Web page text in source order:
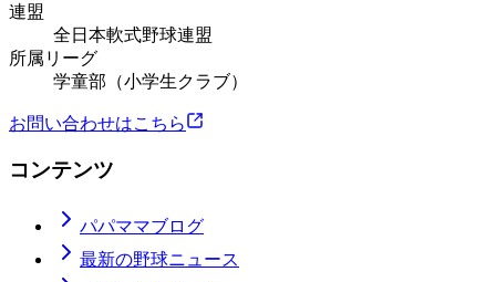
連盟
全日本軟式野球連盟
所属リーグ
学童部（小学生クラブ）
お問い合わせはこちら
コンテンツ
パパママブログ
最新の野球ニュース